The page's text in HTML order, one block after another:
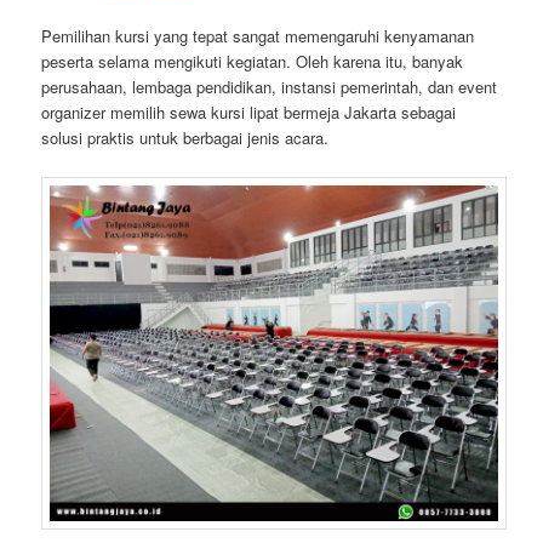
Pemilihan kursi yang tepat sangat memengaruhi kenyamanan
peserta selama mengikuti kegiatan. Oleh karena itu, banyak
perusahaan, lembaga pendidikan, instansi pemerintah, dan event
organizer memilih sewa kursi lipat bermeja Jakarta sebagai
solusi praktis untuk berbagai jenis acara.